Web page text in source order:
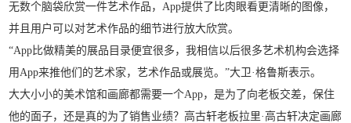
无数个脑袋欣赏一件艺术作品，App提供了比肉眼看更清晰的图像，
并且用户可以对艺术作品的细节进行放大欣赏。
“App比做精美的展品目录便宜很多，我相信以后很多艺术机构会选择
用App来推他们的艺术家，艺术作品或展览。”大卫·格鲁斯表示。
大大小小的美术馆和画廊都需要一个App，是为了向老板交差，保住
他的面子，还是真的为了销售业绩？高古轩老板拉里·高古轩决定画廊